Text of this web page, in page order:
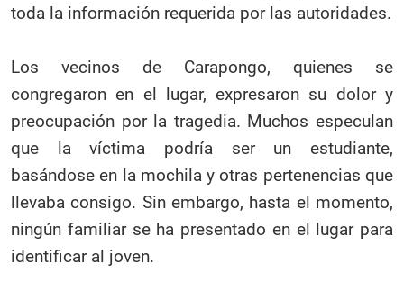
toda la información requerida por las autoridades.
Los vecinos de Carapongo, quienes se
congregaron en el lugar, expresaron su dolor y
preocupación por la tragedia. Muchos especulan
que la víctima podría ser un estudiante,
basándose en la mochila y otras pertenencias que
llevaba consigo. Sin embargo, hasta el momento,
ningún familiar se ha presentado en el lugar para
identificar al joven.